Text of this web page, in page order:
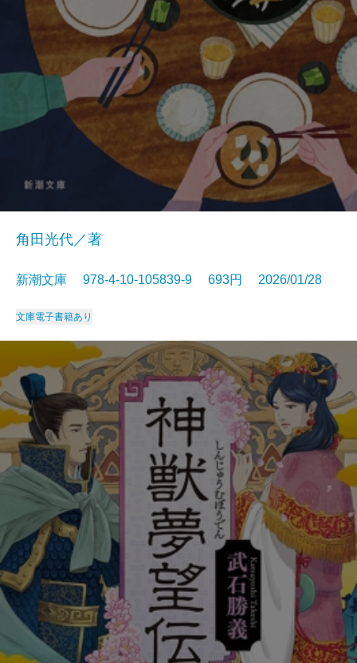
角田光代／著
新潮文庫 978-4-10-105839-9 693円 2026/01/28
文庫電子書籍あり